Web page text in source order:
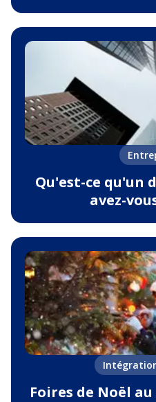
Qu'est-ce qu'un
avez-
Foires de Noël